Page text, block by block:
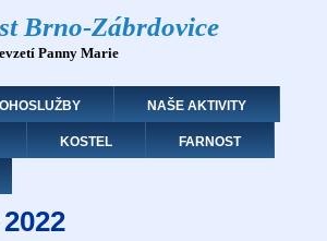
Brno-Zábrdovice
Panny Marie
NAŠE AKTIVITY
KOSTEL FARNOST